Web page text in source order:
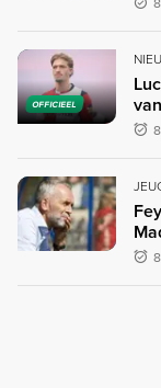
OFFICIEEL